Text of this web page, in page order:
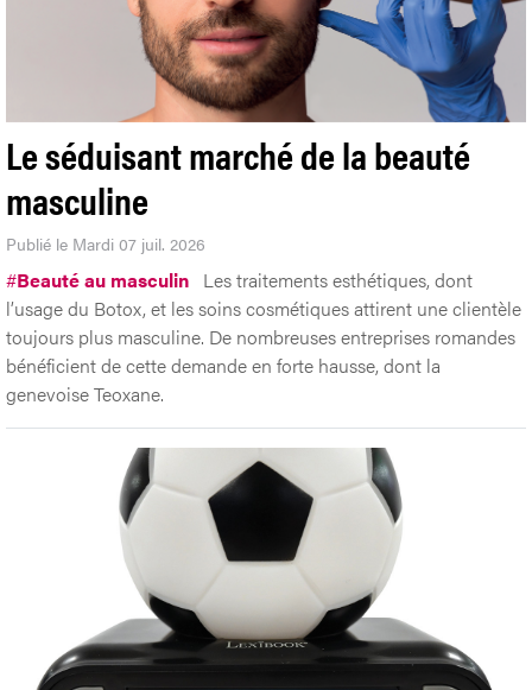
Le séduisant marché de la beauté
masculine
Publié le Mardi 07 juil. 2026
#Beauté au masculin Les traitements esthétiques, dont
l’usage du Botox, et les soins cosmétiques attirent une clientèle
toujours plus masculine. De nombreuses entreprises romandes
bénéficient de cette demande en forte hausse, dont la
genevoise Teoxane.